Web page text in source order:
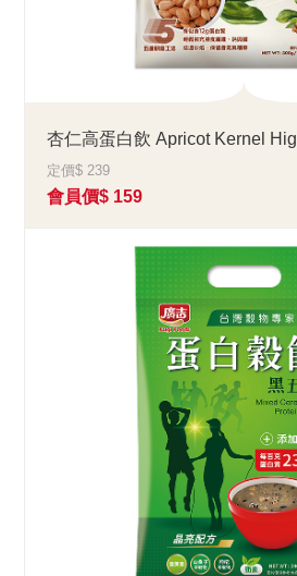
定價$ 239
會員價$ 159